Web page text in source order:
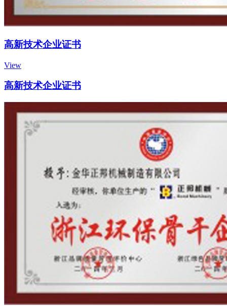
高新技术企业证书
View
高新技术企业证书